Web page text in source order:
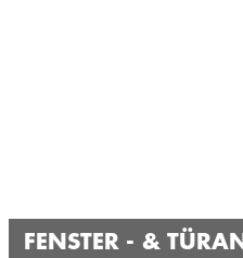
FENSTER - &